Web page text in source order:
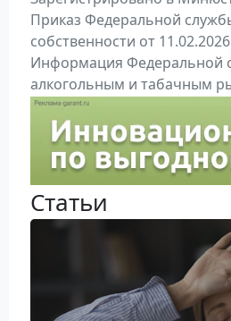
Приказ Федеральной
собственности от
Информация Федеральной
алкогольным и табачным
"Вниманию
Все федеральные документы
Статьи